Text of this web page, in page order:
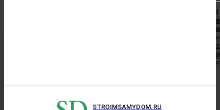
STROIMSAMYDOM.RU